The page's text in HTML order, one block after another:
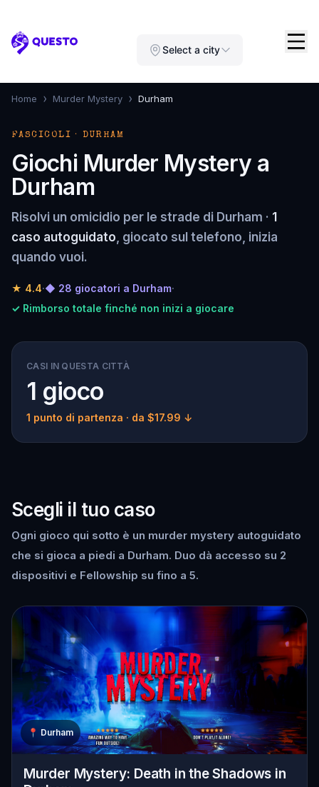
Questo Select a city
Home › Murder Mystery › Durham
FASCICOLI · DURHAM
Giochi Murder Mystery a
Durham
Risolvi un omicidio per le strade di Durham · 1
caso autoguidato, giocato sul telefono, inizia
quando vuoi.
★ 4.4·◆ 28 giocatori a Durham·
✓ Rimborso totale finché non inizi a giocare
CASI IN QUESTA CITTÀ
1 gioco
1 punto di partenza · da $17.99 ↓
Scegli il tuo caso
Ogni gioco qui sotto è un murder mystery autoguidato
che si gioca a piedi a Durham. Duo dà accesso su 2
dispositivi e Fellowship su fino a 5.
📍 Durham
Murder Mystery: Death in the Shadows in